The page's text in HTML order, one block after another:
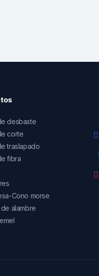
desbaste
corte
traslapado
fibra
Cono morse
alambre